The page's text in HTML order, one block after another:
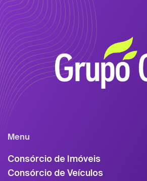
Menu
Consórcio de Imóveis
Consórcio de Veículos